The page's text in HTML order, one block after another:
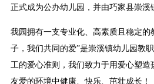
正式成为公办幼儿园，并由巧家县崇溪
我园拥有一支专业化、高素质且稳定的
子，我们共同的爱”是崇溪镇幼儿园教
工的爱心准则，我们致力于用爱心塑造
友爱的环境中健康、快乐、茁壮成长！